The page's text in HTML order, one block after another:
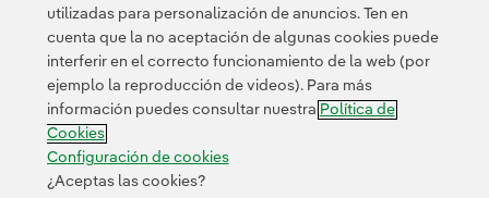
Contacta Clientes Política de Privacidad Información legal
Transparencia en el uso de la IA Política de cookies
Configuración de cookies Accesibilidad
utilizadas para personalización de anuncios. Ten en
cuenta que la no aceptación de algunas cookies puede
interferir en el correcto funcionamiento de la web (por
ejemplo la reproducción de videos). Para más
información puedes consultar nuestra Política de
Cookies
Configuración de cookies
¿Aceptas las cookies?